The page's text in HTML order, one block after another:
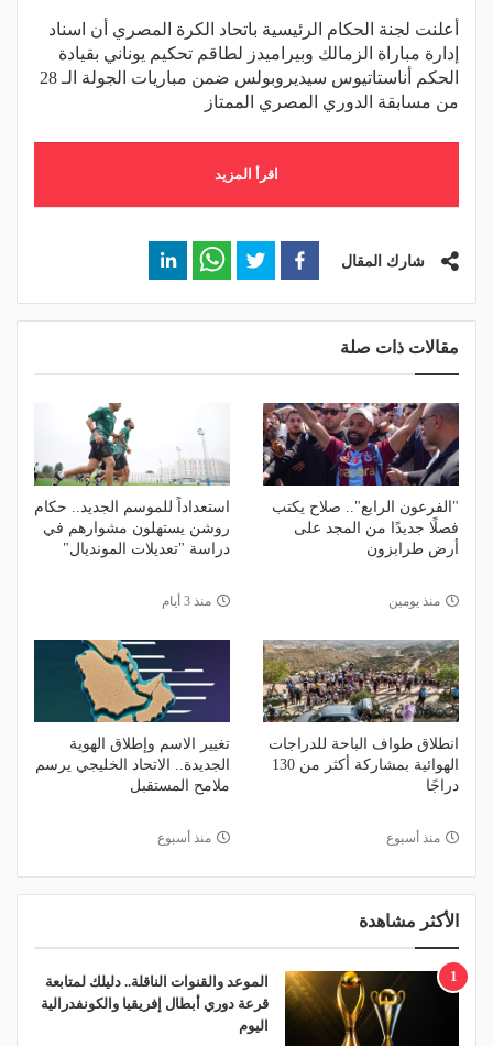
أعلنت لجنة الحكام الرئيسية باتحاد الكرة المصري أن اسناد
إدارة مباراة الزمالك وبيراميدز لطاقم تحكيم يوناني بقيادة
الحكم أناستاتيوس سيديروبولس ضمن مباريات الجولة الـ 28
من مسابقة الدوري المصري الممتاز
اقرأ المزيد
شارك المقال
مقالات ذات صلة
"الفرعون الرابع".. صلاح يكتب
فصلًا جديدًا من المجد على
أرض طرابزون
منذ يومين
استعداداً للموسم الجديد.. حكام
روشن يستهلون مشوارهم في
دراسة "تعديلات المونديال"
منذ 3 أيام
انطلاق طواف الباحة للدراجات
الهوائية بمشاركة أكثر من 130
دراجًا
منذ أسبوع
تغيير الاسم وإطلاق الهوية
الجديدة.. الاتحاد الخليجي يرسم
ملامح المستقبل
منذ أسبوع
الأكثر مشاهدة
1
الموعد والقنوات الناقلة.. دليلك لمتابعة
قرعة دوري أبطال إفريقيا والكونفدرالية
اليوم